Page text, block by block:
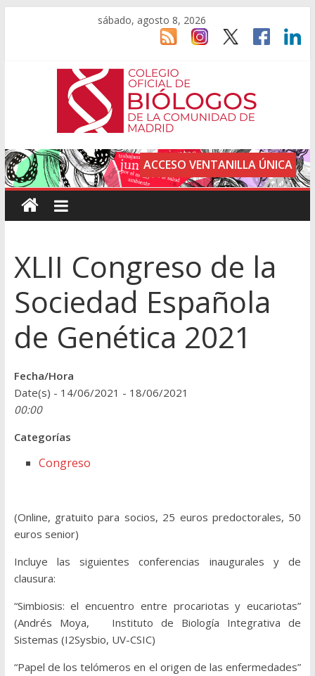
sábado, agosto 8, 2026
ACCESO VENTANILLA ÚNICA
XLII Congreso de la
Sociedad Española
de Genética 2021
Fecha/Hora
Date(s) - 14/06/2021 - 18/06/2021
00:00
Categorías
Congreso
(Online, gratuito para socios, 25 euros predoctorales, 50
euros senior)
Incluye las siguientes conferencias inaugurales y de
clausura:
“Simbiosis: el encuentro entre procariotas y eucariotas”
(Andrés Moya, Instituto de Biología Integrativa de
Sistemas (I2Sysbio, UV-CSIC)
“Papel de los telómeros en el origen de las enfermedades”